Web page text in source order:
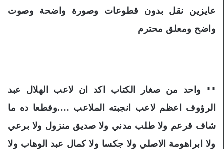
عايزين نقل بدون قطوعات وصورة واضحة وصوت
واضح ومعلق محترم
** واحد من صغار الكتاب اكد ان لاعب الهلال عبد
الرؤوف اعظم لاعب انجبته الملاعب ….وفطعا ده ما
شاف قرعم ولا طلب مدني ولا صديق منزول ولا برعي
ولا ابراهومة الاصلي ولا جكسا ولا كمال عبد الوهاب ولا